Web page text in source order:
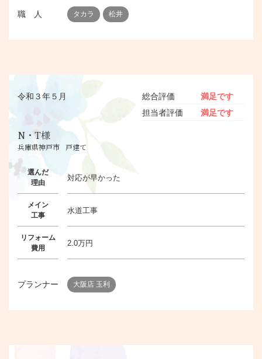
職 人 タカラ 松井
令和３年５月
N・T様
兵庫県神戸市 戸建て
総合評価
満足です
担当者評価
満足です
選んだ
理由
対応が早かった
メイン
工事
水道工事
リフォーム
費用
2.0万円
プランナー 大阪店 玉利